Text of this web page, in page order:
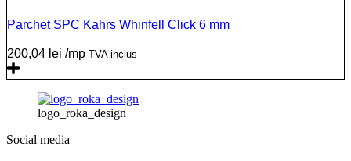
Parchet SPC Kahrs Whinfell Click 6 mm
200,04 lei /mp TVA inclus
logo_roka_design
Social media